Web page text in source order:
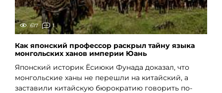
617 1
Как японский профессор раскрыл тайну языка
монгольских ханов империи Юань
Японский историк Ёсиюки Фунада доказал, что
монгольские ханы не перешли на китайский, а
заставили китайскую бюрократию говорить по-